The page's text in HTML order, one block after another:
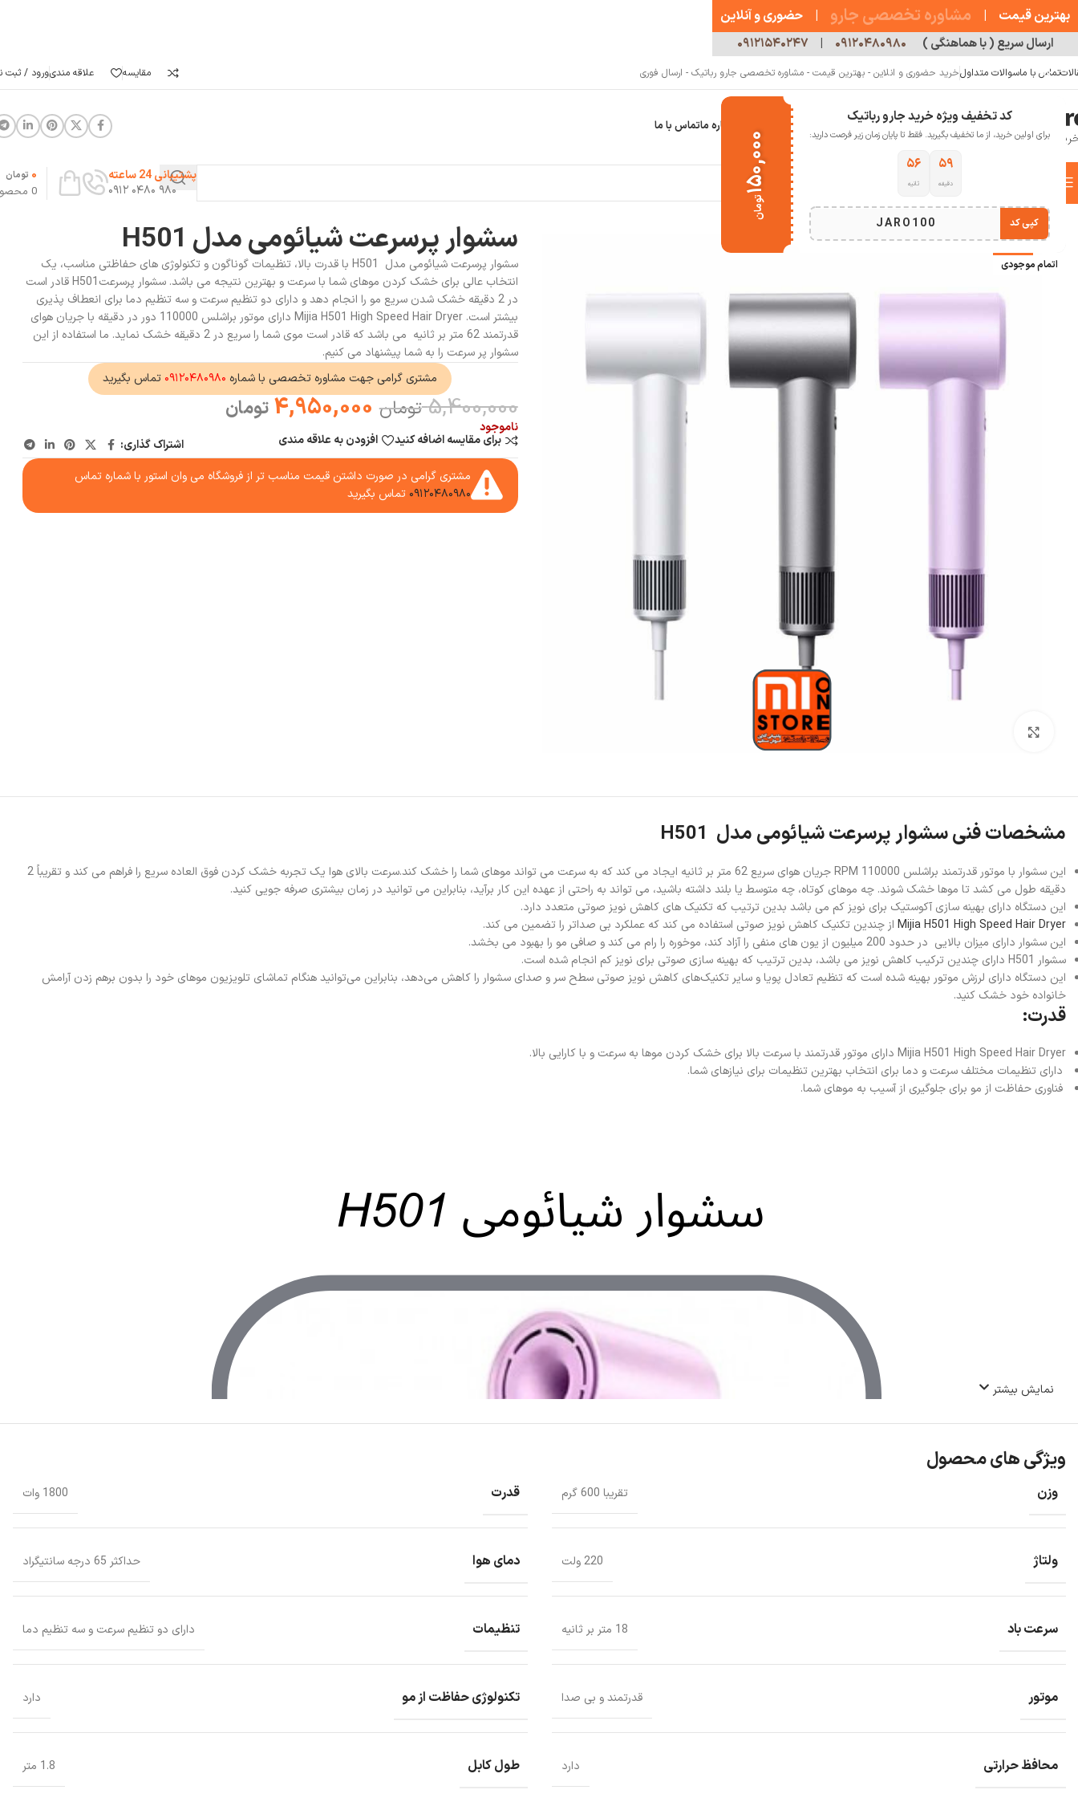
کد تخفیف ویژه خرید جارو رباتیک
برای اولین خرید، از ما تخفیف بگیرید. فقط تا پایان زمان زیر فرصت دارید:
۵۹
دقیقه
۵۵
ثانیه
JARO100 کپی کد
۱۵۰,۰۰۰
تومان
تماس با ماسوالات متداولخرید حضوری و انلاین - بهترین قیمت - مشاوره تخصصی جارو رباتیک - ارسال فوری مقایسه علاقه مندیورود / ثبت
خانه جارو رباتیک درباره ماتماس با ما
انتخاب دسته بندی
پشتیبانی 24 ساعته
۹۸۰ ۰۴۸۰ ۰۹۱۲
0
0 تومان
خانه سشوار پرسرعت شیائومی مدل H501
-8%
اتمام موجودی
سشوار پرسرعت شیائومی مدل H501
سشوار پرسرعت شیائومی مدل H501 با قدرت بالا، تنظیمات گوناگون و تکنولوژی های حفاظتی مناسب، یک
انتخاب عالی برای خشک کردن موهای شما با سرعت و بهترین نتیجه می باشد. سشوار پرسرعتH501 قادر است
در 2 دقیقه خشک شدن سریع مو را انجام دهد و دارای دو تنظیم سرعت و سه تنظیم دما برای انعطاف پذیری
بیشتر است. Mijia H501 High Speed Hair Dryer دارای موتور براشلس 110000 دور در دقیقه با جریان هوای
قدرتمند 62 متر بر ثانیه می باشد که قادر است موی شما را سریع در 2 دقیقه خشک نماید. ما استفاده از این
سشوار پر سرعت را به شما پیشنهاد می کنیم.
مشتری گرامی جهت مشاوره تخصصی با شماره ۰۹۱۲۰۴۸۰۹۸۰ تماس بگیرید
5,400,000 تومان 4,950,000 تومان
ناموجود
برای مقایسه اضافه کنید افزودن به علاقه مندی
اشتراک گذاری:
مشتری گرامی در صورت داشتن قیمت مناسب تر از فروشگاه می وان استور با شماره تماس
۰۹۱۲۰۴۸۰۹۸۰ تماس بگیرید
مشخصات فنی سشوار پرسرعت شیائومی مدل H501
این سشوار با موتور قدرتمند براشلس 110000 RPM جریان هوای سریع 62 متر بر ثانیه ایجاد می کند که به سرعت می تواند موهای شما را خشک کند.سرعت بالای هوا یک تجربه خشک کردن فوق العاده سریع را فراهم می کند و تقریباً 2
دقیقه طول می کشد تا موها خشک شوند. چه موهای کوتاه، چه متوسط یا بلند داشته باشید، می تواند به راحتی از عهده این کار برآید، بنابراین می توانید در زمان بیشتری صرفه جویی کنید.
این دستگاه دارای بهینه سازی آکوستیک برای نویز کم می باشد بدین ترتیب که تکنیک های کاهش نویز صوتی متعدد دارد.
Mijia H501 High Speed Hair Dryer از چندین تکنیک کاهش نویز صوتی استفاده می کند که عملکرد بی صداتر را تضمین می کند.
این سشوار دارای میزان بالایی در حدود 200 میلیون از یون های منفی را آزاد کند، موخوره را رام می کند و صافی مو را بهبود می بخشد.
سشوار H501 دارای چندین ترکیب کاهش نویز می باشد، بدین ترتیب که بهینه سازی صوتی برای نویز کم انجام شده است.
این دستگاه دارای لرزش موتور بهینه شده است که تنظیم تعادل پویا و سایر تکنیک‌های کاهش نویز صوتی سطح سر و صدای سشوار را کاهش می‌دهد، بنابراین می‌توانید هنگام تماشای تلویزیون موهای خود را بدون برهم زدن آرامش
خانواده خود خشک کنید.
قدرت:
Mijia H501 High Speed Hair Dryer دارای موتور قدرتمند با سرعت بالا برای خشک کردن موها به سرعت و با کارایی بالا.
دارای تنظیمات مختلف سرعت و دما برای انتخاب بهترین تنظیمات برای نیازهای شما.
فناوری حفاظت از مو برای جلوگیری از آسیب به موهای شما.
نمایش بیشتر
ویژگی های محصول
وزن تقریبا 600 گرم قدرت 1800 وات
ولتاژ 220 ولت دمای هوا حداکثر 65 درجه سانتیگراد
سرعت باد 18 متر بر ثانیه تنظیمات دارای دو تنظیم سرعت و سه تنظیم دما
موتور قدرتمند و بی صدا تکنولوژی حفاظت از مو دارد
محافظ حرارتی دارد طول کابل 1.8 متر
بهترین قیمت | مشاوره تخصصی جارو | حضوری و آنلاین
ارسال سریع ( با هماهنگی ) ۰۹۱۲۰۴۸۰۹۸۰ | ۰۹۱۲۱۵۴۰۲۴۷